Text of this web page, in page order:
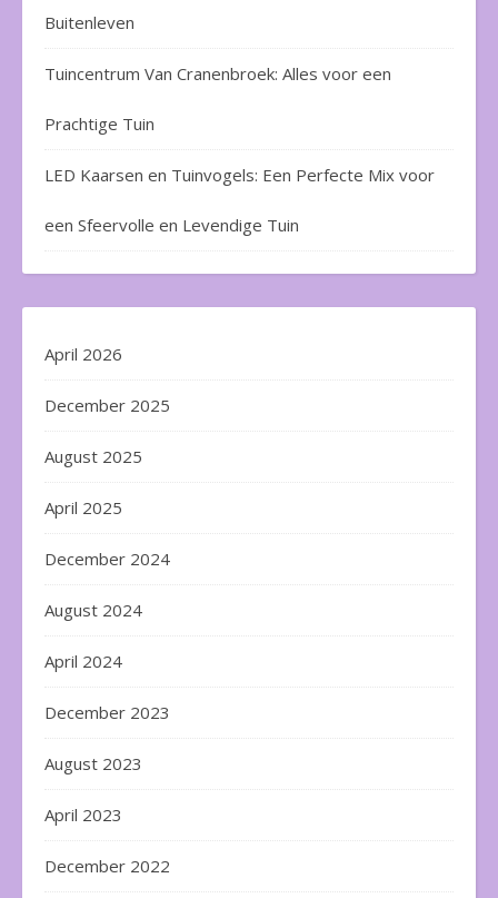
Buitenleven
Tuincentrum Van Cranenbroek: Alles voor een
Prachtige Tuin
LED Kaarsen en Tuinvogels: Een Perfecte Mix voor
een Sfeervolle en Levendige Tuin
April 2026
December 2025
August 2025
April 2025
December 2024
August 2024
April 2024
December 2023
August 2023
April 2023
December 2022